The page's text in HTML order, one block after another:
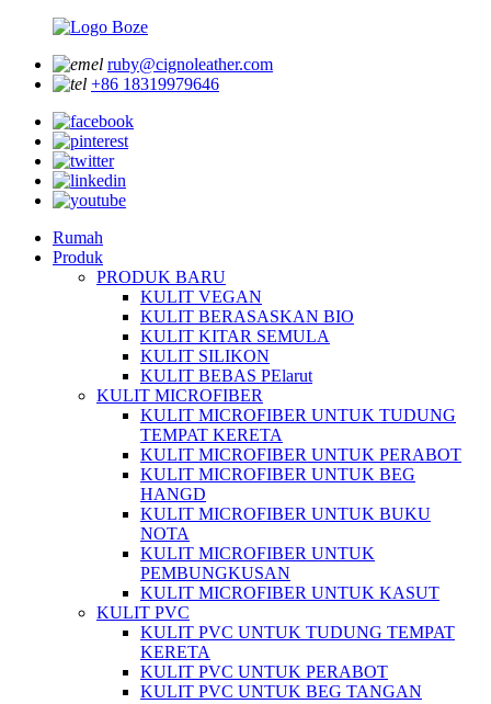
ruby@cignoleather.com
+86 18319979646
Rumah
Produk
PRODUK BARU
KULIT VEGAN
KULIT BERASASKAN BIO
KULIT KITAR SEMULA
KULIT SILIKON
KULIT BEBAS PElarut
KULIT MICROFIBER
KULIT MICROFIBER UNTUK TUDUNG
TEMPAT KERETA
KULIT MICROFIBER UNTUK PERABOT
KULIT MICROFIBER UNTUK BEG
HANGD
KULIT MICROFIBER UNTUK BUKU
NOTA
KULIT MICROFIBER UNTUK
PEMBUNGKUSAN
KULIT MICROFIBER UNTUK KASUT
KULIT PVC
KULIT PVC UNTUK TUDUNG TEMPAT
KERETA
KULIT PVC UNTUK PERABOT
KULIT PVC UNTUK BEG TANGAN